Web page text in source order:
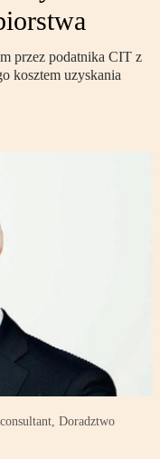
przez podatnika CIT z
kosztem uzyskania
Doradztwo